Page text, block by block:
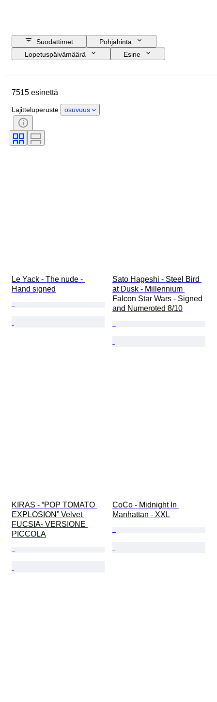
Suodattimet
Pohjahinta
Lopetuspäivämäärä
Esine
Aihe
Myyjä
7515 esinettä
Lajitteluperuste osuvuus
Le Yack - The nude -
Hand signed
Sato Hageshi - Steel Bird
at Dusk - Millennium
Falcon Star Wars - Signed
and Numeroted 8/10
KIRAS - “POP TOMATO
EXPLOSION” Velvet
FUCSIA- VERSIONE
PICCOLA
CoCo - Midnight In
Manhattan - XXL